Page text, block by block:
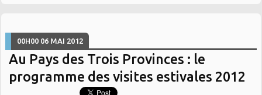
00H00 06 MAI 2012
Au Pays des Trois Provinces : le
programme des visites estivales 2012